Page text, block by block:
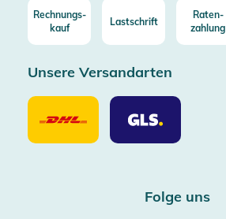
Rechnungs-
kauf
Lastschrift
Raten-
zahlung
Unsere Versandarten
Unsere
Versandarten
DHL
Unsere
Versandarten
GLS
Folge uns